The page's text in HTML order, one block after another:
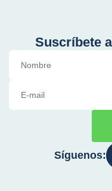
Suscríbete
Síguenos: